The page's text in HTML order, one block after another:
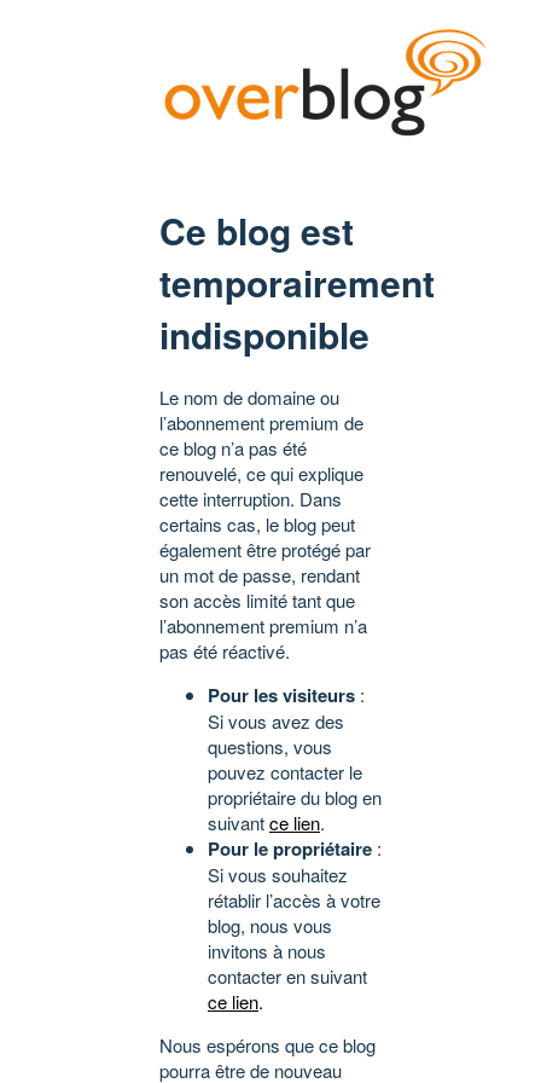
Ce blog est
temporairement
indisponible
Le nom de domaine ou
l’abonnement premium de
ce blog n’a pas été
renouvelé, ce qui explique
cette interruption. Dans
certains cas, le blog peut
également être protégé par
un mot de passe, rendant
son accès limité tant que
l’abonnement premium n’a
pas été réactivé.
Pour les visiteurs :
Si vous avez des
questions, vous
pouvez contacter le
propriétaire du blog en
suivantce lien.
Pour le propriétaire :
Si vous souhaitez
rétablir l’accès à votre
blog, nous vous
invitons à nous
contacter en suivant
ce lien.
Nous espérons que ce blog
pourra être de nouveau